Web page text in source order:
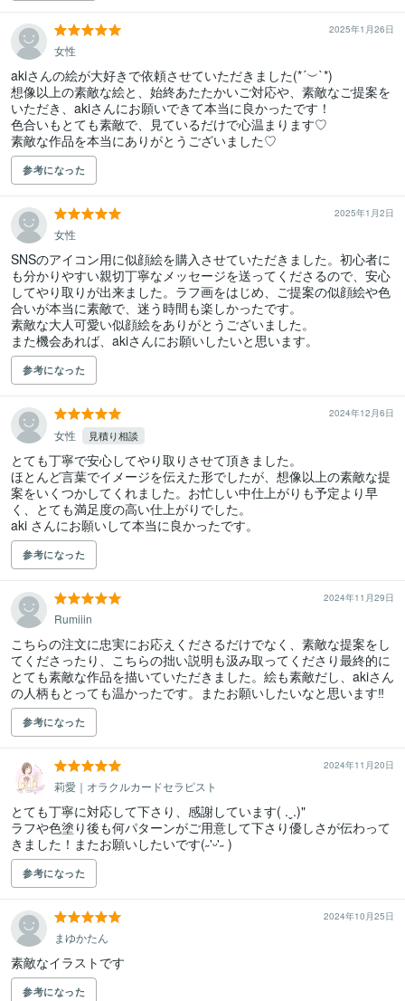
2025年1月26日
女性
akiさんの絵が大好きで依頼させていただきました(*´︶`*)
想像以上の素敵な絵と、始終あたたかいご対応や、素敵なご提案を
いただき、akiさんにお願いできて本当に良かったです！
色合いもとても素敵で、見ているだけで心温まります♡
素敵な作品を本当にありがとうございました♡
参考になった
2025年1月2日
女性
SNSのアイコン用に似顔絵を購入させていただきました。初心者に
も分かりやすい親切丁寧なメッセージを送ってくださるので、安心
してやり取りが出来ました。ラフ画をはじめ、ご提案の似顔絵や色
合いが本当に素敵で、迷う時間も楽しかったです。
素敵な大人可愛い似顔絵をありがとうございました。
また機会あれば、akiさんにお願いしたいと思います。
参考になった
2024年12月6日
女性 見積り相談
とても丁寧で安心してやり取りさせて頂きました。
ほとんど言葉でイメージを伝えた形でしたが、想像以上の素敵な提
案をいくつかしてくれました。お忙しい中仕上がりも予定より早
く、とても満足度の高い仕上がりでした。
参考になった
2024年11月29日
Rumiiin
こちらの注文に忠実にお応えくださるだけでなく、素敵な提案をし
てくださったり、こちらの拙い説明も汲み取ってくださり最終的に
とても素敵な作品を描いていただきました。絵も素敵だし、akiさん
の人柄もとっても温かったです。またお願いしたいなと思います‼︎
参考になった
2024年11月20日
莉愛｜オラクルカードセラピスト
とても丁寧に対応して下さり、感謝しています( .ˬ.)"
ラフや色塗り後も何パターンがご用意して下さり優しさが伝わって
きました！またお願いしたいです(˶'ᵕ'˶ )‪︎
参考になった
2024年10月25日
まゆかたん
素敵なイラストです
参考になった